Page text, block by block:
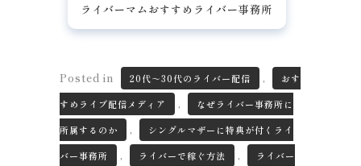
ライバーマムおすすめライバー事務所
Posted in 20代～30代のライバー配信 ,
おす
すめライブ配信メディア
,
なぜライバー事務所に
所属するのか
,
シングルマザーに特典が付くライ
バー事務所
, ライバーで稼ぐ方法 ,
ライバー